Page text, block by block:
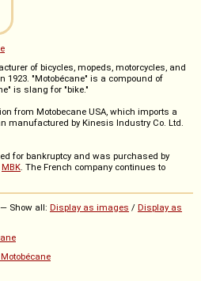
of bicycles, mopeds, motorcycles, and
1923. "Motobécane" is a compound of
is slang for "bike."
from Motobecane USA, which imports a
manufactured by Kinesis Industry Co. Ltd.
for bankruptcy and was purchased by
MBK. The French company continues to
Show all: Display as images / Display as